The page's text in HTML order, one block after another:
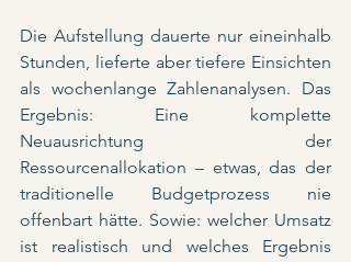
Die Aufstellung dauerte nur eineinhalb
Stunden, lieferte aber tiefere Einsichten
als wochenlange Zahlenanalysen. Das
Ergebnis: Eine komplette
Neuausrichtung der
Ressourcenallokation – etwas, das der
traditionelle Budgetprozess nie
offenbart hätte. Sowie: welcher Umsatz
ist realistisch und welches Ergebnis